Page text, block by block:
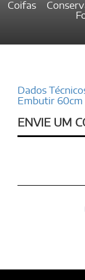
Coifas
Dados
Embutir
ENVIE UM